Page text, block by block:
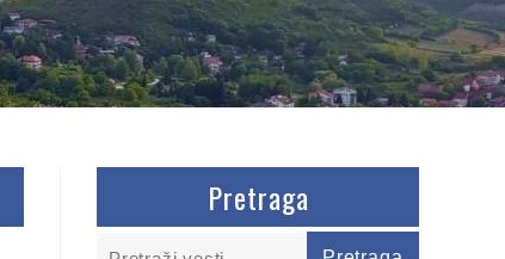
Pretraga